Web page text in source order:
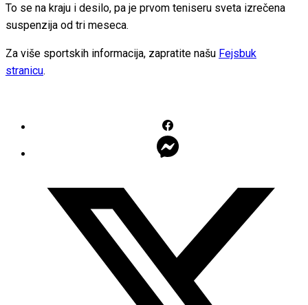
To se na kraju i desilo, pa je prvom teniseru sveta izrečena
suspenzija od tri meseca.
Za više sportskih informacija, zapratite našu Fejsbuk
stranicu.